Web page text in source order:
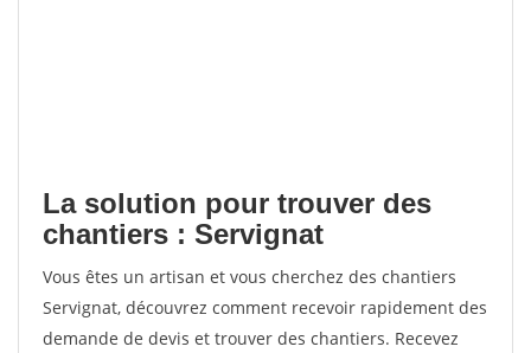
La solution pour trouver des
chantiers : Servignat
Vous êtes un artisan et vous cherchez des chantiers
Servignat, découvrez comment recevoir rapidement des
demande de devis et trouver des chantiers. Recevez